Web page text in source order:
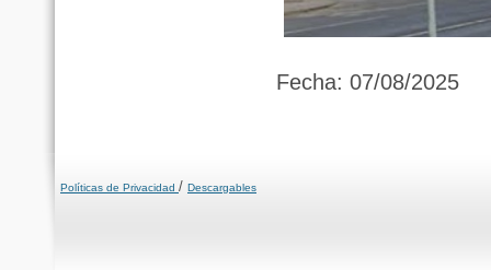
Fecha: 07/08/2025
Políticas de Privacidad / Descargables